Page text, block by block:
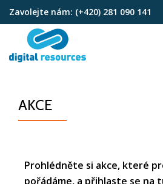
Přeskočit
obsah
Zavolejte nám: (+420) 281 090 141
AKCE
Prohlédněte si akce, které
pořádáme, a přihlaste se na